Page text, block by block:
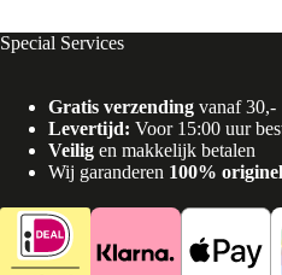
Special Services
Gratis verzending vanaf 30,-
Levertijd: Voor 15:00 uur
Veilig en makkelijk betalen
Wij garanderen 100%